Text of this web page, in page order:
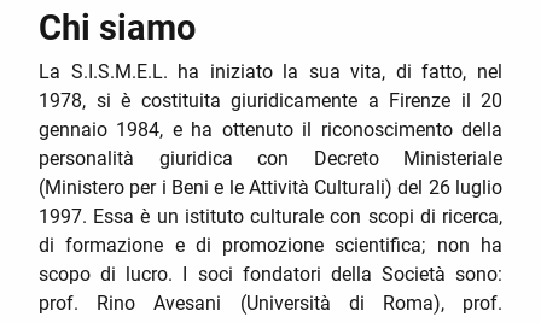
Chi siamo
La S.I.S.M.E.L. ha iniziato la sua vita, di fatto, nel
1978, si è costituita giuridicamente a Firenze il 20
gennaio 1984, e ha ottenuto il riconoscimento della
personalità giuridica con Decreto Ministeriale
(Ministero per i Beni e le Attività Culturali) del 26 luglio
1997. Essa è un istituto culturale con scopi di ricerca,
di formazione e di promozione scientifica; non ha
scopo di lucro. I soci fondatori della Società sono:
prof. Rino Avesani (Università di Roma), prof.